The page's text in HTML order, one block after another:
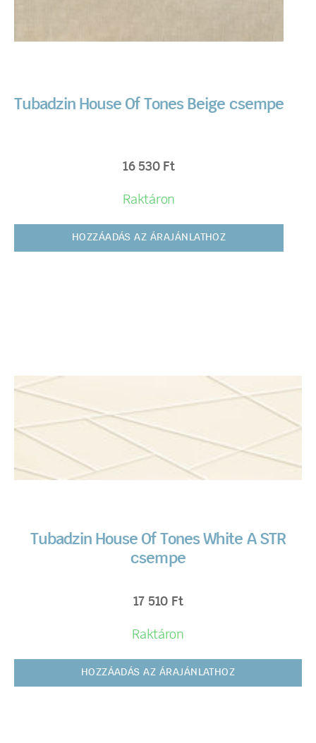
Tubadzin House Of Tones Beige csempe
16 530 Ft
Raktáron
HOZZÁADÁS AZ ÁRAJÁNLATHOZ
Tubadzin House Of Tones White A STR
csempe
17 510 Ft
Raktáron
HOZZÁADÁS AZ ÁRAJÁNLATHOZ